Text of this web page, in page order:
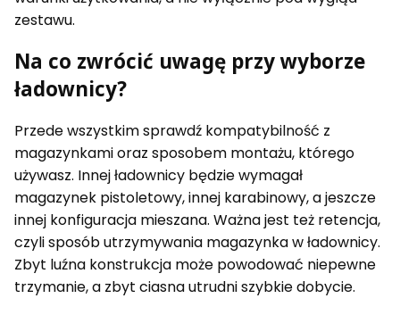
zestawu.
Na co zwrócić uwagę przy wyborze
ładownicy?
Przede wszystkim sprawdź kompatybilność z
magazynkami oraz sposobem montażu, którego
używasz. Innej ładownicy będzie wymagał
magazynek pistoletowy, innej karabinowy, a jeszcze
innej konfiguracja mieszana. Ważna jest też retencja,
czyli sposób utrzymywania magazynka w ładownicy.
Zbyt luźna konstrukcja może powodować niepewne
trzymanie, a zbyt ciasna utrudni szybkie dobycie.